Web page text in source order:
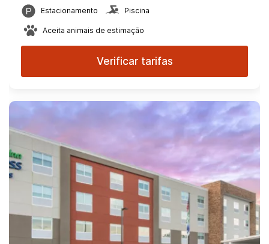
Estacionamento Piscina
Aceita animais de estimação
Verificar tarifas